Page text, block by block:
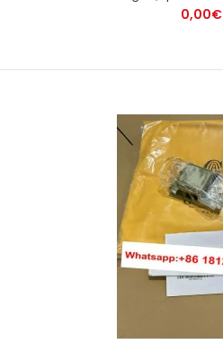
0,00€